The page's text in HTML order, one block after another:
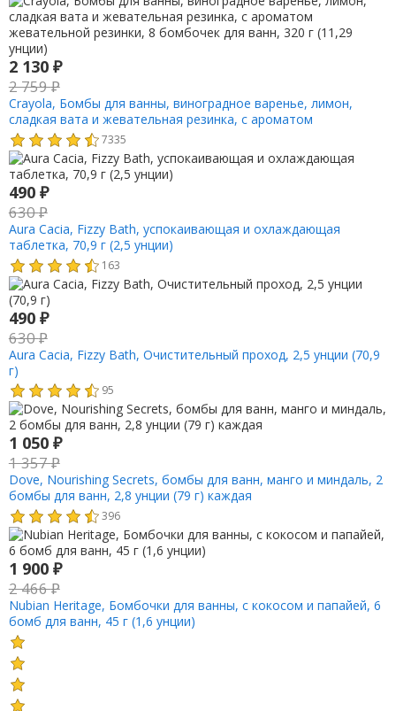
2 130 ₽
2 759₽
Crayola, Бомбы для ванны, виноградное варенье, лимон,
сладкая вата и жевательная резинка, с ароматом
жевательной резинки, 8 бомбочек для ванн, 320 г (11,29
унции)
7335
490 ₽
630₽
Aura Cacia, Fizzy Bath, успокаивающая и охлаждающая
таблетка, 70,9 г (2,5 унции)
163
490 ₽
630₽
Aura Cacia, Fizzy Bath, Очистительный проход, 2,5 унции (70,9
г)
95
1 050 ₽
1 357₽
Dove, Nourishing Secrets, бомбы для ванн, манго и миндаль, 2
бомбы для ванн, 2,8 унции (79 г) каждая
396
1 900 ₽
2 466₽
Nubian Heritage, Бомбочки для ванны, с кокосом и папайей, 6
бомб для ванн, 45 г (1,6 унции)